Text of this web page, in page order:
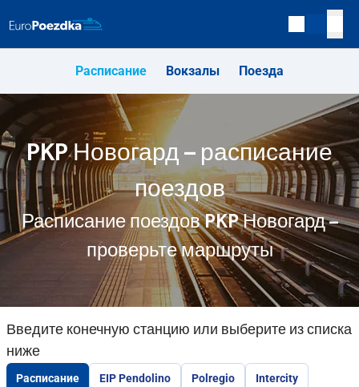
Расписание Вокзалы Поезда
PKP Новогард – расписание
поездов
Расписание поездов PKP Новогард –
проверьте маршруты
Введите конечную станцию или выберите из списка
ниже
Расписание EIP Pendolino Polregio Intercity